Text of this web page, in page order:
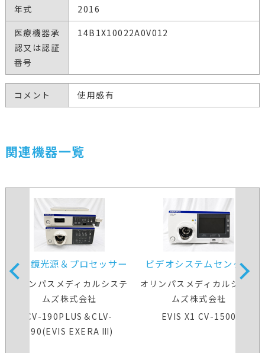
年式
2016
医療機器承
認又は認証
番号
14B1X10022A0V012
コメント 使用感有
関連機器一覧
内視鏡光源＆プロセッサー
装置
オリンパスメディカルシステ
ムズ株式会社
CV-190PLUS＆CLV-
190(EVIS EXERA Ⅲ)
ビデオシステムセンター
オリンパスメディカルシステ
ムズ株式会社
EVIS X1 CV-1500